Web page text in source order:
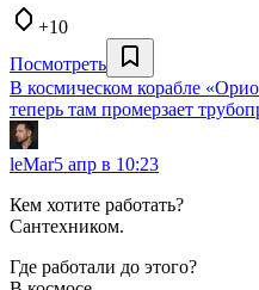
+10
Посмотреть
В космическом корабле
теперь там промерзает
leMar5 апр в 10:23
Кем хотите работать?
Сантехником.
Где работали до этого?